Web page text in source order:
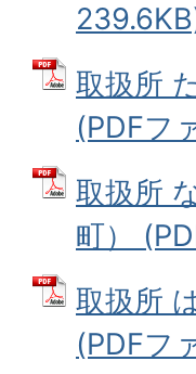
取扱所
(PDFフ
取扱所
町）
取扱所
(PDFフ